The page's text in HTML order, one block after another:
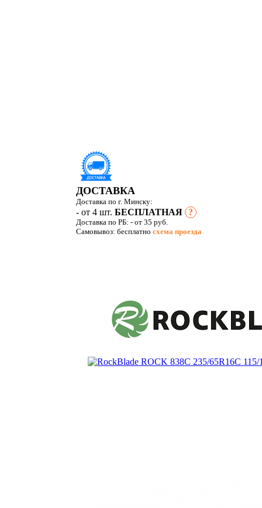
ДОСТАВКА
Доставка по г. Минску:
- от 4 шт. БЕСПЛАТНАЯ ?
Доставка по РБ: - от 35 руб.
Самовывоз: бесплатно схема проезда